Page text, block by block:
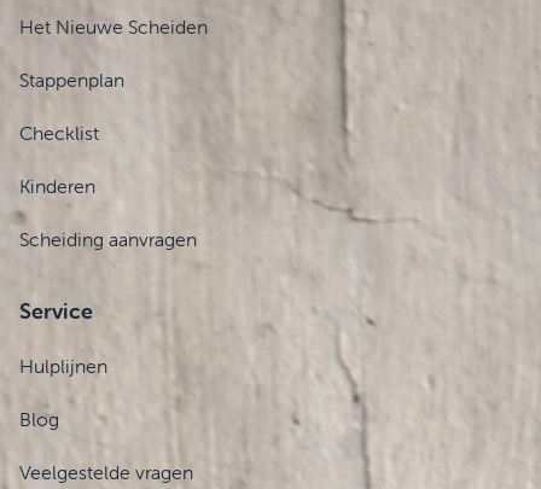
Het Nieuwe Scheiden
Stappenplan
Checklist
Kinderen
Scheiding aanvragen
Service
Hulplijnen
Blog
Veelgestelde vragen